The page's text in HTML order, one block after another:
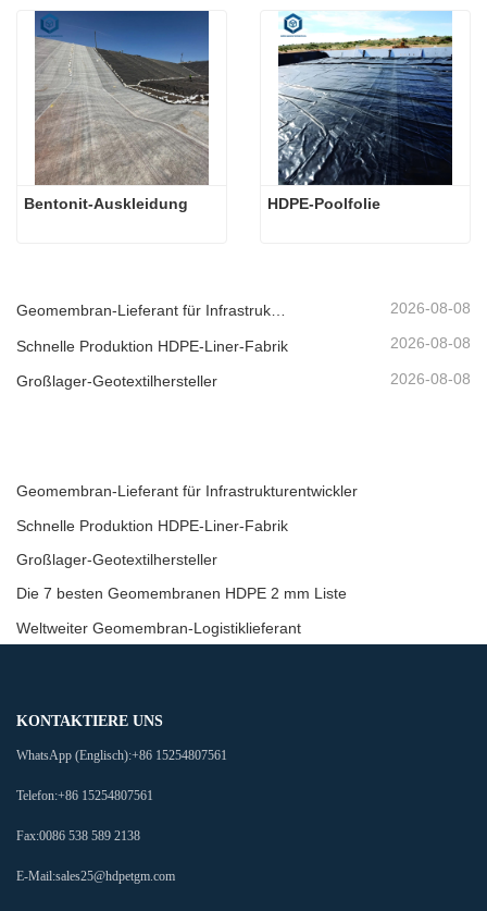
Bentonit-Auskleidung HDPE-Poolfolie
Geomembran-Lieferant für Infrastrukturentwickler 2026-08-08
Schnelle Produktion HDPE-Liner-Fabrik 2026-08-08
Großlager-Geotextilhersteller 2026-08-08
Geomembran-Lieferant für Infrastrukturentwickler
Schnelle Produktion HDPE-Liner-Fabrik
Großlager-Geotextilhersteller
Die 7 besten Geomembranen HDPE 2 mm Liste
Weltweiter Geomembran-Logistiklieferant
KONTAKTIERE UNS
WhatsApp (Englisch):+86 15254807561
Telefon:+86 15254807561
Fax:0086 538 589 2138
E-Mail:sales25@hdpetgm.com